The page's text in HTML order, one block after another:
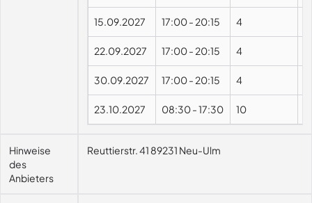
15.09.2027 17:00- 20:15 4
22.09.2027 17:00- 20:15 4
30.09.2027 17:00- 20:15 4
23.10.2027 08:30-17:30 10
Hinweise
des
Anbieters
Reuttierstr. 41 89231 Neu-Ulm